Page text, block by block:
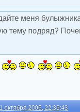
меня
тему подряд?
октября 2005, 22:36:43